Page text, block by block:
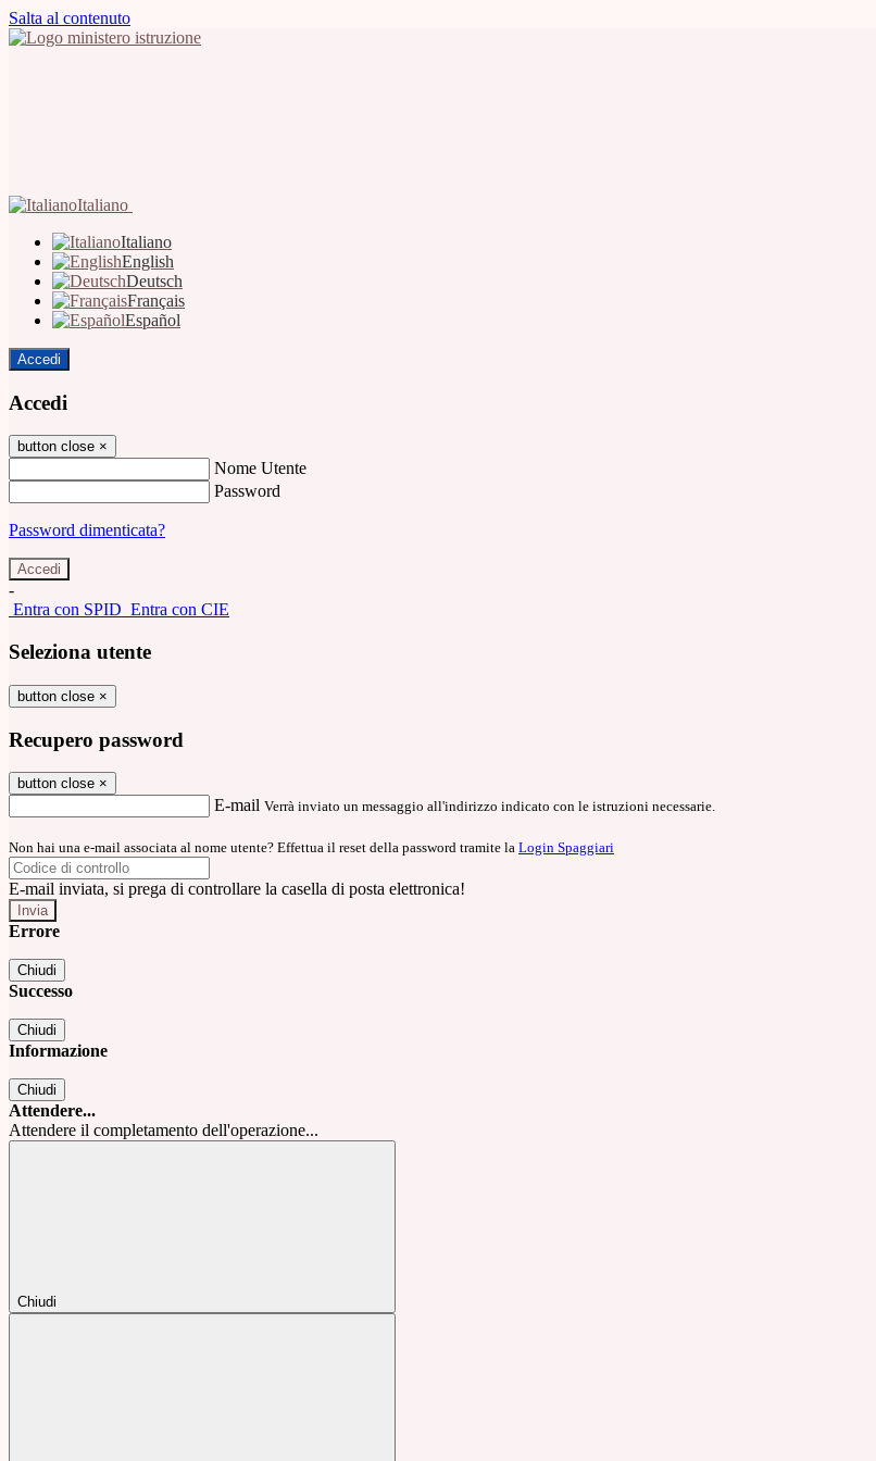
Salta al contenuto
Italiano
Italiano
English
Deutsch
Français
Español
Accedi
Accedi
button close ×
Nome Utente
Password
Password dimenticata?
-
Entra con SPID Entra con CIE
Seleziona utente
button close ×
Recupero password
button close ×
E-mail Verrà inviato un messaggio all'indirizzo indicato con le istruzioni necessarie.
Non hai una e-mail associata al nome utente? Effettua il reset della password tramite la Login Spaggiari
E-mail inviata, si prega di controllare la casella di posta elettronica!
Errore
Chiudi
Successo
Chiudi
Informazione
Chiudi
Attendere...
Attendere il completamento dell'operazione...
Chiudi